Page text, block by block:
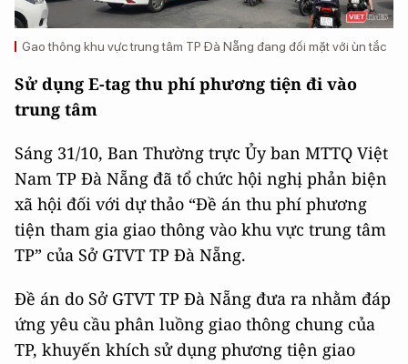
Gao thông khu vực trung tâm TP Đà Nẵng đang đối mặt với ùn tắc
Sử dụng E-tag thu phí phương tiện đi vào
trung tâm
Sáng 31/10, Ban Thường trực Ủy ban MTTQ Việt
Nam TP Đà Nẵng đã tổ chức hội nghị phản biện
xã hội đối với dự thảo “Đề án thu phí phương
tiện tham gia giao thông vào khu vực trung tâm
TP” của Sở GTVT TP Đà Nẵng.
Đề án do Sở GTVT TP Đà Nẵng đưa ra nhằm đáp
ứng yêu cầu phân luồng giao thông chung của
TP, khuyến khích sử dụng phương tiện giao